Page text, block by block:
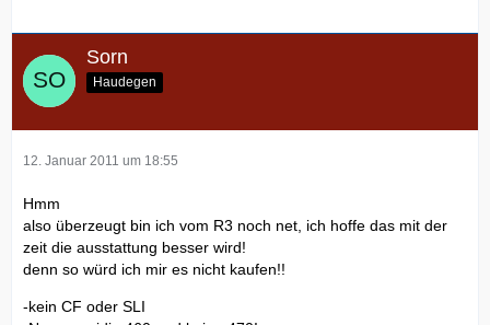
Sorn
Haudegen
12. Januar 2011 um 18:55
Hmm
also überzeugt bin ich vom R3 noch net, ich hoffe das mit der
zeit die ausstattung besser wird!
denn so würd ich mir es nicht kaufen!!
-kein CF oder SLI